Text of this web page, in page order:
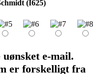
(I625)
e-mail.
er forskelligt fra